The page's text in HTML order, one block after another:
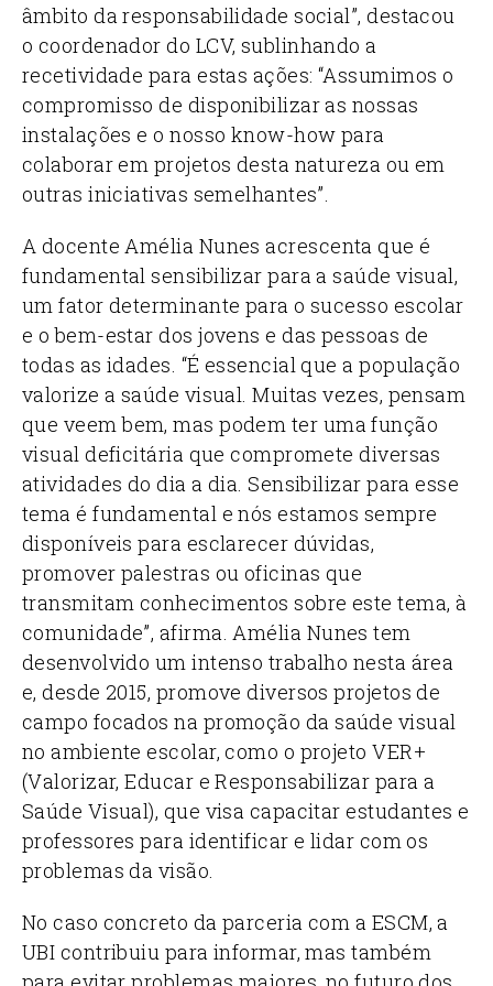
âmbito da responsabilidade social”, destacou
o coordenador do LCV, sublinhando a
recetividade para estas ações: “Assumimos o
compromisso de disponibilizar as nossas
instalações e o nosso know-how para
colaborar em projetos desta natureza ou em
outras iniciativas semelhantes”.
A docente Amélia Nunes acrescenta que é
fundamental sensibilizar para a saúde visual,
um fator determinante para o sucesso escolar
e o bem-estar dos jovens e das pessoas de
todas as idades. “É essencial que a população
valorize a saúde visual. Muitas vezes, pensam
que veem bem, mas podem ter uma função
visual deficitária que compromete diversas
atividades do dia a dia. Sensibilizar para esse
tema é fundamental e nós estamos sempre
disponíveis para esclarecer dúvidas,
promover palestras ou oficinas que
transmitam conhecimentos sobre este tema, à
comunidade”, afirma. Amélia Nunes tem
desenvolvido um intenso trabalho nesta área
e, desde 2015, promove diversos projetos de
campo focados na promoção da saúde visual
no ambiente escolar, como o projeto VER+
(Valorizar, Educar e Responsabilizar para a
Saúde Visual), que visa capacitar estudantes e
professores para identificar e lidar com os
problemas da visão.
No caso concreto da parceria com a ESCM, a
UBI contribuiu para informar, mas também